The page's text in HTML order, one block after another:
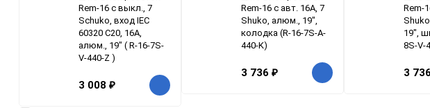
Rem-16 с выкл., 7
Schuko, вход IEC
60320 C20, 16A,
алюм., 19" ( R-16-7S-
V-440-Z )
3 008 ₽
Rem-16 с авт. 16А, 7
Shuko, алюм., 19",
колодка (R-16-7S-A-
440-K)
3 736 ₽
Rem-
19",
8S-V-
3 736